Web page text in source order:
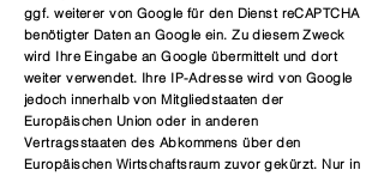
ggf. weiterer von Google für den Dienst reCAPTCHA
benötigter Daten an Google ein. Zu diesem Zweck
wird Ihre Eingabe an Google übermittelt und dort
weiter verwendet. Ihre IP-Adresse wird von Google
jedoch innerhalb von Mitgliedstaaten der
Europäischen Union oder in anderen
Vertragsstaaten des Abkommens über den
Europäischen Wirtschaftsraum zuvor gekürzt. Nur in